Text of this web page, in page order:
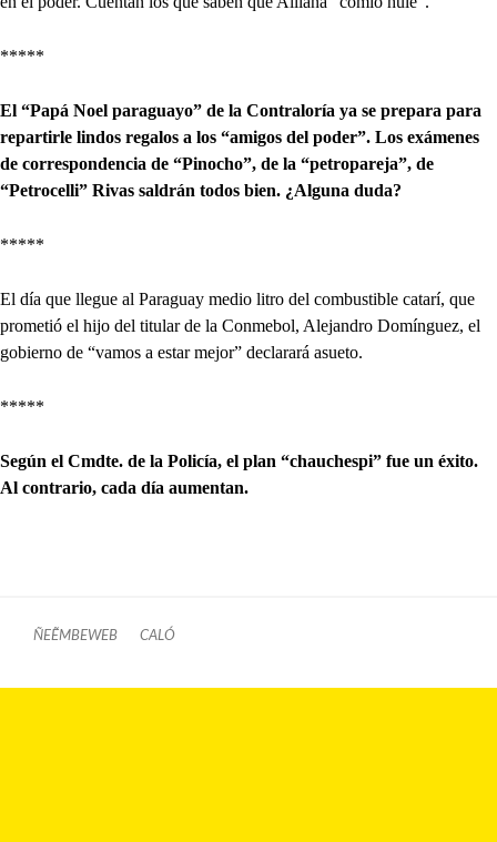
*****
El “Papá Noel paraguayo” de la Contraloría ya se prepara para
repartirle lindos regalos a los “amigos del poder”. Los exámenes
de correspondencia de “Pinocho”, de la “petropareja”, de
“Petrocelli” Rivas saldrán todos bien. ¿Alguna duda?
*****
El día que llegue al Paraguay medio litro del combustible catarí, que
prometió el hijo del titular de la Conmebol, Alejandro Domínguez, el
gobierno de “vamos a estar mejor” declarará asueto.
*****
Según el Cmdte. de la Policía, el plan “chauchespi” fue un éxito.
Al contrario, cada día aumentan.
ÑEẼMBEWEB CALÓ